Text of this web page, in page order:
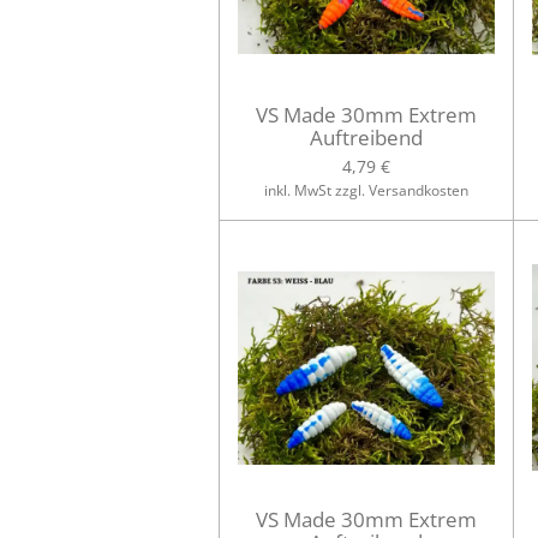
VS Made 30mm Extrem
Auftreibend
4,79 €
inkl. MwSt zzgl. Versandkosten
VS Made 30mm Extrem